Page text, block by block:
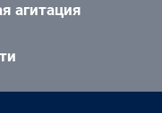
агитация